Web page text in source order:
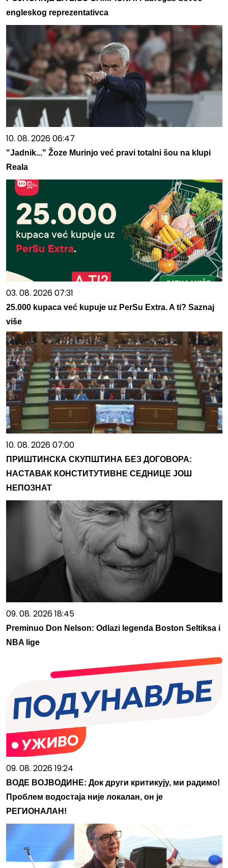
engleskog reprezentativca
10. 08. 2026 06:47
"Jadnik..." Žoze Murinjo već pravi totalni šou na klupi
Reala
03. 08. 2026 07:31
25.000 kupaca već kupuje uz PerSu Extra. A ti? Saznaj
više
10. 08. 2026 07:00
ПРИШТИНСКА СКУПШТИНА БЕЗ ДОГОВОРА:
НАСТАВАК КОНСТИТУТИВНЕ СЕДНИЦЕ ЈОШ
НЕПОЗНАТ
09. 08. 2026 18:45
Preminuo Don Nelson: Odlazi legenda Boston Seltiksa i
NBA lige
09. 08. 2026 19:24
ВОДЕ ВОЈВОДИНЕ: Док други критикују, ми радимо!
Проблем водостаја није локалан, он је
РЕГИОНАЛАН!